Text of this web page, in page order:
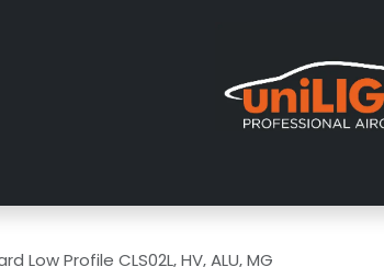
Low Profile CLS02L, HV, ALU, MG